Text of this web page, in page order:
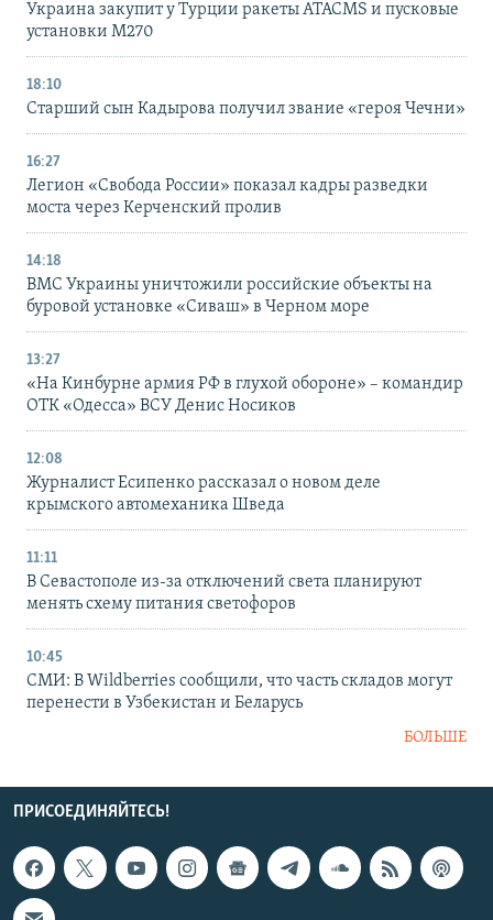
Украина закупит у Турции ракеты ATACMS и пусковые
установки M270
18:10
Старший сын Кадырова получил звание «героя Чечни»
16:27
Легион «Свобода России» показал кадры разведки
моста через Керченский пролив
14:18
ВМС Украины уничтожили российские объекты на
буровой установке «Сиваш» в Черном море
13:27
«На Кинбурне армия РФ в глухой обороне» – командир
ОТК «Одесса» ВСУ Денис Носиков
12:08
Журналист Есипенко рассказал о новом деле
крымского автомеханика Шведа
11:11
В Севастополе из-за отключений света планируют
менять схему питания светофоров
10:45
СМИ: В Wildberries сообщили, что часть складов могут
перенести в Узбекистан и Беларусь
БОЛЬШЕ
ПРИСОЕДИНЯЙТЕСЬ!